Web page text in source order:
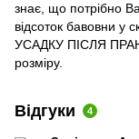
знає, що потрібно
відсоток бавовни у
УСАДКУ ПІСЛЯ
розміру.
Відгуки 4